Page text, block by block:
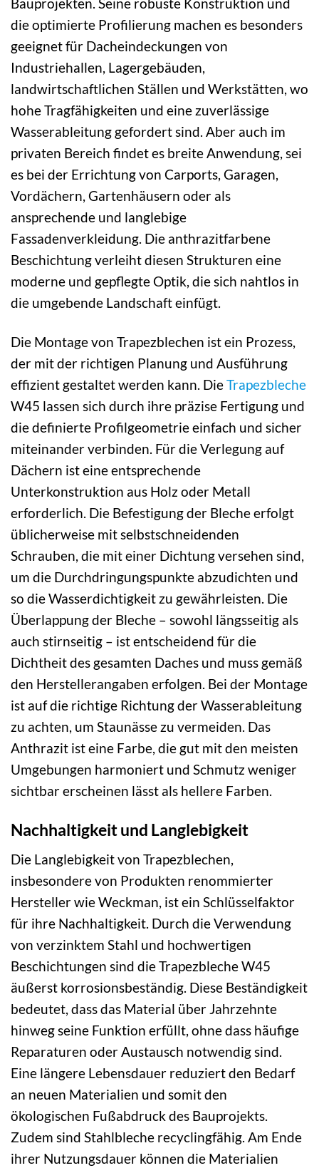
Bauprojekten. Seine robuste Konstruktion und
die optimierte Profilierung machen es besonders
geeignet für Dacheindeckungen von
Industriehallen, Lagergebäuden,
landwirtschaftlichen Ställen und Werkstätten, wo
hohe Tragfähigkeiten und eine zuverlässige
Wasserableitung gefordert sind. Aber auch im
privaten Bereich findet es breite Anwendung, sei
es bei der Errichtung von Carports, Garagen,
Vordächern, Gartenhäusern oder als
ansprechende und langlebige
Fassadenverkleidung. Die anthrazitfarbene
Beschichtung verleiht diesen Strukturen eine
moderne und gepflegte Optik, die sich nahtlos in
die umgebende Landschaft einfügt.
Die Montage von Trapezblechen ist ein Prozess,
der mit der richtigen Planung und Ausführung
effizient gestaltet werden kann. DieTrapezbleche
W45 lassen sich durch ihre präzise Fertigung und
die definierte Profilgeometrie einfach und sicher
miteinander verbinden. Für die Verlegung auf
Dächern ist eine entsprechende
Unterkonstruktion aus Holz oder Metall
erforderlich. Die Befestigung der Bleche erfolgt
üblicherweise mit selbstschneidenden
Schrauben, die mit einer Dichtung versehen sind,
um die Durchdringungspunkte abzudichten und
so die Wasserdichtigkeit zu gewährleisten. Die
Überlappung der Bleche – sowohl längsseitig als
auch stirnseitig – ist entscheidend für die
Dichtheit des gesamten Daches und muss gemäß
den Herstellerangaben erfolgen. Bei der Montage
ist auf die richtige Richtung der Wasserableitung
zu achten, um Staunässe zu vermeiden. Das
Anthrazit ist eine Farbe, die gut mit den meisten
Umgebungen harmoniert und Schmutz weniger
sichtbar erscheinen lässt als hellere Farben.
Nachhaltigkeit und Langlebigkeit
Die Langlebigkeit von Trapezblechen,
insbesondere von Produkten renommierter
Hersteller wie Weckman, ist ein Schlüsselfaktor
für ihre Nachhaltigkeit. Durch die Verwendung
von verzinktem Stahl und hochwertigen
Beschichtungen sind die Trapezbleche W45
äußerst korrosionsbeständig. Diese Beständigkeit
bedeutet, dass das Material über Jahrzehnte
hinweg seine Funktion erfüllt, ohne dass häufige
Reparaturen oder Austausch notwendig sind.
Eine längere Lebensdauer reduziert den Bedarf
an neuen Materialien und somit den
ökologischen Fußabdruck des Bauprojekts.
Zudem sind Stahlbleche recyclingfähig. Am Ende
ihrer Nutzungsdauer können die Materialien